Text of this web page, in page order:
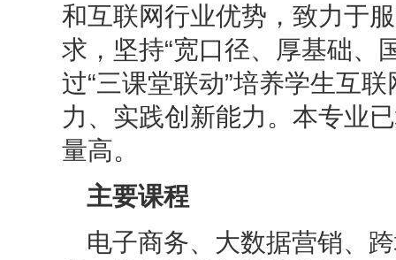
和互联网行业优势，致力于
求，坚持“宽口径、厚基础、
过“三课堂联动”培养学生互
力、实践创新能力。本专业
量高。
主要课程
电子商务、大数据营销、